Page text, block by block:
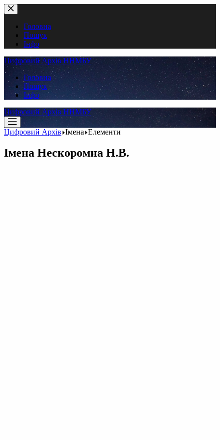
Перейти
до
вмістуГоловна
Пошук
Інфо
Цифровий Архів ННМБУ
Головна
Пошук
Інфо
Цифровий Архів ННМБУ
Цифровий Архів Імена Елементи
Імена Нескоромна Н.В.